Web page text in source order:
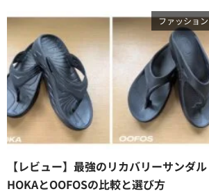
ファッション
【レビュー】最強のリカバリーサンダル
HOKAとOOFOSの比較と選び方